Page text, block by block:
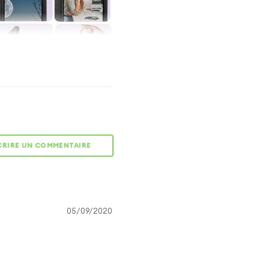
intégralité : écran,
côtés, dos.
SÉCURISÉE
UN COMMENTAIRE
05/09/2020